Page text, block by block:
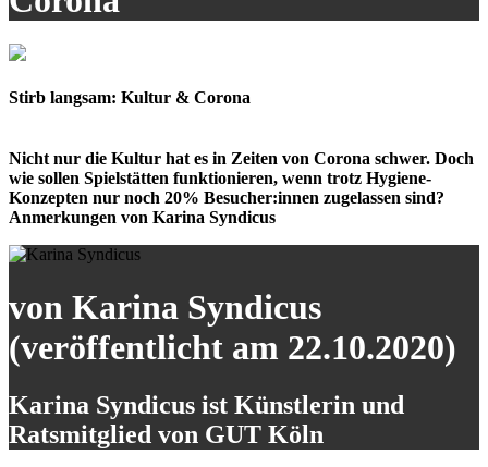
Stirb langsam: Kultur & Corona
Nicht nur die Kultur hat es in Zeiten von Corona schwer. Doch
wie sollen Spielstätten funktionieren, wenn trotz Hygiene-
Konzepten nur noch 20% Besucher:innen zugelassen sind?
Anmerkungen von Karina Syndicus
von Karina Syndicus
(veröffentlicht am 22.10.2020)
Karina Syndicus ist Künstlerin und
Ratsmitglied von GUT Köln